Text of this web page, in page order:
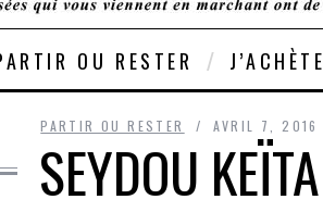
OU RESTER J’ACHÈTE
PARTIR OU RESTER AVRIL 7, 2016
SEYDOU KEÏTA